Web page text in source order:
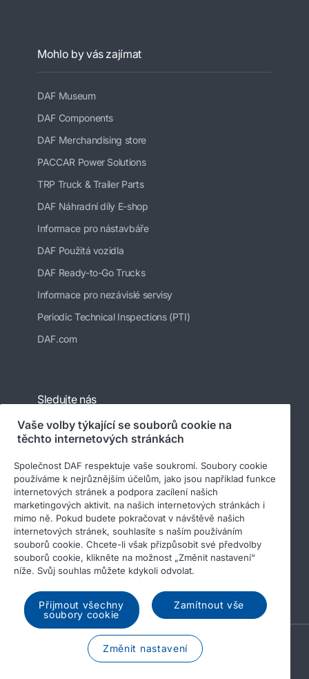
Mohlo by vás zajímat
DAF Museum
DAF Components
DAF Merchandising store
PACCAR Power Solutions
TRP Truck & Trailer Parts
DAF Náhradní díly E-shop
Informace pro nástavbáře
DAF Použitá vozidla
DAF Ready-to-Go Trucks
Informace pro nezávislé servisy
Periodic Technical Inspections (PTI)
DAF.com
Sledujte nás
© 2026 DAF
Právní upozornění
Prohlášení o ochraně osobních údajů
Všeobecné obchodní podmínky
Income Tax Report
A PACCAR COMPANY
DRIVEN BY QUALITY
Vaše volby týkající se souborů cookie na
těchto internetových stránkách
Společnost DAF respektuje vaše soukromí. Soubory cookie
používáme k nejrůznějším účelům, jako jsou například funkce
internetových stránek a podpora zacílení našich
marketingových aktivit. na našich internetových stránkách i
mimo ně. Pokud budete pokračovat v návštěvě našich
internetových stránek, souhlasíte s naším používáním
souborů cookie. Chcete-li však přizpůsobit své předvolby
souborů cookie, klikněte na možnost „Změnit nastavení“
níže. Svůj souhlas můžete kdykoli odvolat.
Přijmout všechny
soubory cookie
Zamítnout vše
Změnit nastavení